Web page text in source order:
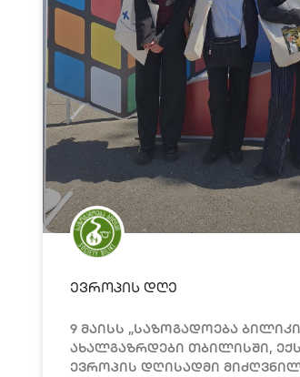
ევროპის დღე
9 მაისს „საზოგადოება
ახალგაზრდები თბილისში,
ევროპის დღისადმი